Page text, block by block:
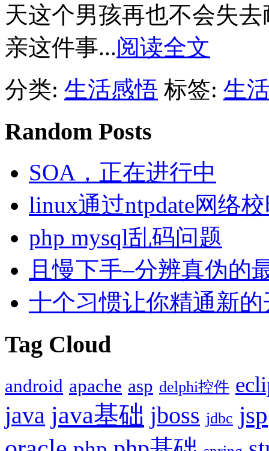
天这个男孩再也不会失
亲这件事...阅读全文
分类: 生活感悟 标签: 生
Random Posts
SOA，正在进行中
linux通过ntpdate网络
php mysql乱码问题
且慢下手–分辨真伪的
十个习惯让你精通新
Tag Cloud
android apache asp delphi控件
java java基础 jboss jdbc jsp